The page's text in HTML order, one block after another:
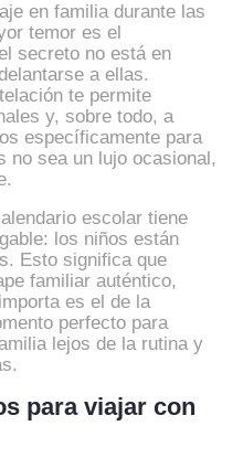
en familia durante las
temor es el
secreto no está en
a ellas.
te permite
y, sobre todo, a
específicamente para
no sea un lujo ocasional,
escolar tiene
los niños están
Esto significa que
familiar auténtico,
es el de la
perfecto para
lejos de la rutina y
para viajar con